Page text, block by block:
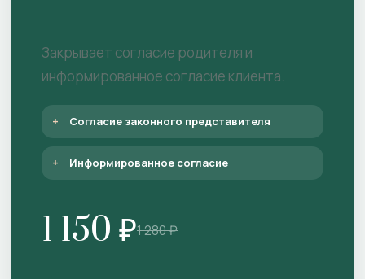
Закрывает согласие родителя и
информированное согласие клиента.
Согласие законного представителя
Информированное согласие
1 150 ₽1 280 ₽